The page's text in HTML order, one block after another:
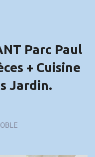
Parc Paul
+ Cuisine
Jardin.